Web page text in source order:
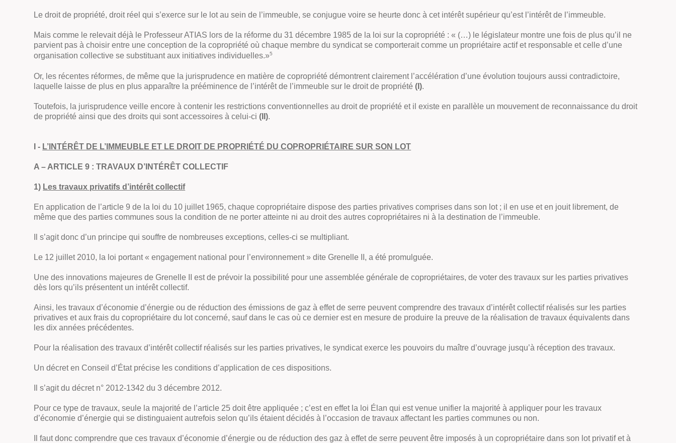
Le droit de propriété, droit réel qui s’exerce sur le lot au sein de l’immeuble, se conjugue voire se heurte donc à cet intérêt supérieur qu’est l’intérêt de l’immeuble.
Mais comme le relevait déjà le Professeur ATIAS lors de la réforme du 31 décembre 1985 de la loi sur la copropriété : « (…) le législateur montre une fois de plus qu’il ne
parvient pas à choisir entre une conception de la copropriété où chaque membre du syndicat se comporterait comme un propriétaire actif et responsable et celle d’une
organisation collective se substituant aux initiatives individuelles.»5
Or, les récentes réformes, de même que la jurisprudence en matière de copropriété démontrent clairement l’accélération d’une évolution toujours aussi contradictoire,
laquelle laisse de plus en plus apparaître la prééminence de l’intérêt de l’immeuble sur le droit de propriété(I).
Toutefois, la jurisprudence veille encore à contenir les restrictions conventionnelles au droit de propriété et il existe en parallèle un mouvement de reconnaissance du droit
de propriété ainsi que des droits qui sont accessoires à celui-ci(II).
I - L’INTÉRÊT DE L’IMMEUBLE ET LE DROIT DE PROPRIÉTÉ DU COPROPRIÉTAIRE SUR SON LOT
A – ARTICLE 9 : TRAVAUX D’INTÉRÊT COLLECTIF
1) Les travaux privatifs d’intérêt collectif
En application de l’article 9 de la loi du 10 juillet 1965, chaque copropriétaire dispose des parties privatives comprises dans son lot ; il en use et en jouit librement, de
même que des parties communes sous la condition de ne porter atteinte ni au droit des autres copropriétaires ni à la destination de l’immeuble.
Il s’agit donc d’un principe qui souffre de nombreuses exceptions, celles-ci se multipliant.
Le 12 juillet 2010, la loi portant « engagement national pour l’environnement » dite Grenelle II, a été promulguée.
Une des innovations majeures de Grenelle II est de prévoir la possibilité pour une assemblée générale de copropriétaires, de voter des travaux sur les parties privatives
dès lors qu’ils présentent un intérêt collectif.
Ainsi, les travaux d’économie d’énergie ou de réduction des émissions de gaz à effet de serre peuvent comprendre des travaux d’intérêt collectif réalisés sur les parties
privatives et aux frais du copropriétaire du lot concerné, sauf dans le cas où ce dernier est en mesure de produire la preuve de la réalisation de travaux équivalents dans
les dix années précédentes.
Pour la réalisation des travaux d’intérêt collectif réalisés sur les parties privatives, le syndicat exerce les pouvoirs du maître d’ouvrage jusqu’à réception des travaux.
Un décret en Conseil d’État précise les conditions d’application de ces dispositions.
Il s’agit du décret n° 2012-1342 du 3 décembre 2012.
Pour ce type de travaux, seule la majorité de l’article 25 doit être appliquée ; c’est en effet la loi Élan qui est venue unifier la majorité à appliquer pour les travaux
d’économie d’énergie qui se distinguaient autrefois selon qu’ils étaient décidés à l’occasion de travaux affectant les parties communes ou non.
Il faut donc comprendre que ces travaux d’économie d’énergie ou de réduction des gaz à effet de serre peuvent être imposés à un copropriétaire dans son lot privatif et à